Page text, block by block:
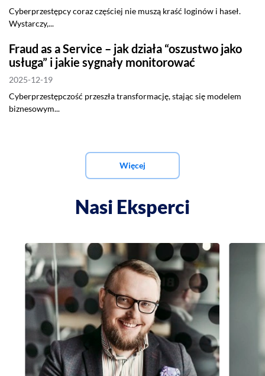
Cyberprzestępcy coraz częściej nie muszą kraść loginów i haseł.
Wystarczy,...
Fraud as a Service – jak działa “oszustwo jako
usługa” i jakie sygnały monitorować
2025-12-19
Cyberprzestępczość przeszła transformację, stając się modelem
biznesowym...
Więcej
Nasi Eksperci